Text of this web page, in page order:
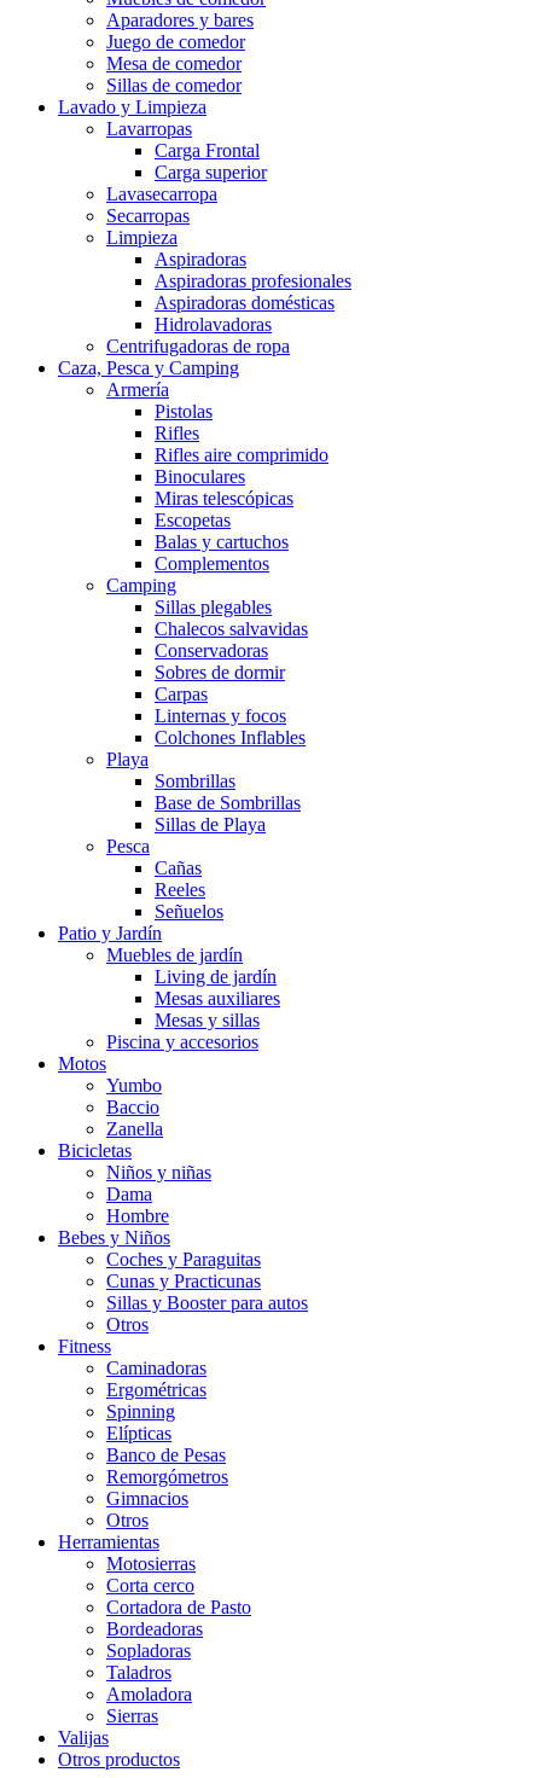
Aparadores y bares
Juego de comedor
Mesa de comedor
Sillas de comedor
Lavado y Limpieza
Lavarropas
Carga Frontal
Carga superior
Lavasecarropa
Secarropas
Limpieza
Aspiradoras
Aspiradoras profesionales
Aspiradoras domésticas
Hidrolavadoras
Centrifugadoras de ropa
Caza, Pesca y Camping
Armería
Pistolas
Rifles
Rifles aire comprimido
Binoculares
Miras telescópicas
Escopetas
Balas y cartuchos
Complementos
Camping
Sillas plegables
Chalecos salvavidas
Conservadoras
Sobres de dormir
Carpas
Linternas y focos
Colchones Inflables
Playa
Sombrillas
Base de Sombrillas
Sillas de Playa
Pesca
Cañas
Reeles
Señuelos
Patio y Jardín
Muebles de jardín
Living de jardín
Mesas auxiliares
Mesas y sillas
Piscina y accesorios
Motos
Yumbo
Baccio
Zanella
Bicicletas
Niños y niñas
Dama
Hombre
Bebes y Niños
Coches y Paraguitas
Cunas y Practicunas
Sillas y Booster para autos
Otros
Fitness
Caminadoras
Ergométricas
Spinning
Elípticas
Banco de Pesas
Remorgómetros
Gimnacios
Otros
Herramientas
Motosierras
Corta cerco
Cortadora de Pasto
Bordeadoras
Sopladoras
Taladros
Amoladora
Sierras
Valijas
Otros productos